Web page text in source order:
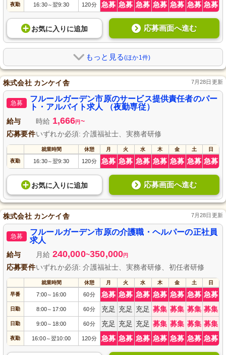
夜勤 16:30～翌9:30 120分 急募 急募 急募 急募 急募 急募 急募
お気に入り に追加 応募画面へ進む
もっと見る(ほか1件)
株式会社 カンケイ舎 7月28日更新
急募
フルールガーデン市原のサービス提供責任者のパー
ト・アルバイト求人 （夜勤専従）
給与 時給 1,666円 ~
応募要件いずれか必須: 介護福祉士、実務者研修
就業時間 休憩 月 火 水 木 金 土 日
夜勤 16:30～翌9:30 120分 急募 急募 急募 急募 急募 急募 急募
お気に入り に追加 応募画面へ進む
株式会社 カンケイ舎 7月28日更新
急募
フルールガーデン市原の介護職・ヘルパーの正社員
求人
給与 月給 240,000~350,000円
応募要件いずれか必須: 介護福祉士、実務者研修、初任者研修
就業時間 休憩 月 火 水 木 金 土 日
早番 7:00～ 16:00 60分 急募 急募 急募 急募 急募 急募 急募
日勤 8:00～ 17:00 60分 充足 充足 充足 募集 募集 募集 募集
日勤 9:00～ 18:00 60分 充足 充足 充足 募集 募集 募集 募集
夜勤 16:00～翌10:00 120分 急募 急募 急募 急募 急募 急募 急募